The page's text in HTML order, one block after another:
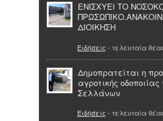
ΕΝΙΣΧΥΕΙ ΤΟ
ΔΙΟΙΚΗΣΗ
Ειδήσεις - τελευταία
Δημοπρατείται η
αγροτικής
Σελλάνων
Ειδήσεις - τελευταία